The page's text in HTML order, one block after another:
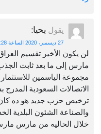
يقول يحيا:
27 ديسمبر، 2020 الساعة 3:28 م
لن يكون الأخير تقسيم
مارس إلى ما بعد ثابت
مجموعة الياسمين
الاتصالات السعودية
ترخيص حزب جديد هو ده كان
والصناعة الشئون البلدية
خلال الحاليه من مارس